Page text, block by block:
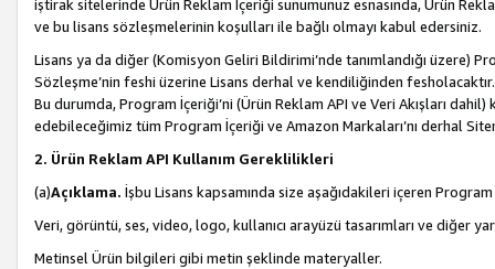
iştirak sitelerinde Ürün Reklam İçeriği sunumunuz esnasında, Ürün
ve bu lisans sözleşmelerinin koşulları ile bağlı olmayı kabul edersiniz.
Lisans ya da diğer (Komisyon Geliri Bildirimi’nde tanımlandığı üzere)
Sözleşme’nin feshi üzerine Lisans derhal ve kendiliğinden
Bu durumda, Program İçeriği’ni (Ürün Reklam API ve Veri Akışları
edebileceğimiz tüm Program İçeriği ve Amazon Markaları’nı derhal
2. Ürün Reklam API Kullanım Gereklilikleri
(a)Açıklama. İşbu Lisans kapsamında size aşağıdakileri içeren
Veri, görüntü, ses, video, logo, kullanıcı arayüzü tasarımları ve diğer
Metinsel Ürün bilgileri gibi metin şeklinde materyaller.